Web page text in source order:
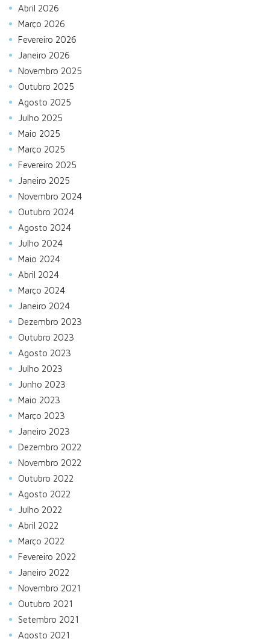
Abril 2026
Março 2026
Fevereiro 2026
Janeiro 2026
Novembro 2025
Outubro 2025
Agosto 2025
Julho 2025
Maio 2025
Março 2025
Fevereiro 2025
Janeiro 2025
Novembro 2024
Outubro 2024
Agosto 2024
Julho 2024
Maio 2024
Abril 2024
Março 2024
Janeiro 2024
Dezembro 2023
Outubro 2023
Agosto 2023
Julho 2023
Junho 2023
Maio 2023
Março 2023
Janeiro 2023
Dezembro 2022
Novembro 2022
Outubro 2022
Agosto 2022
Julho 2022
Abril 2022
Março 2022
Fevereiro 2022
Janeiro 2022
Novembro 2021
Outubro 2021
Setembro 2021
Agosto 2021